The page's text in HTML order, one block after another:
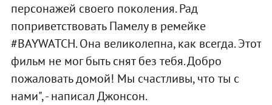
персонажей своего поколения. Рад
поприветствовать Памелу в ремейке
#BAYWATCH. Она великолепна, как всегда. Этот
фильм не мог быть снят без тебя. Добро
пожаловать домой! Мы счастливы, что ты с
нами", - написал Джонсон.